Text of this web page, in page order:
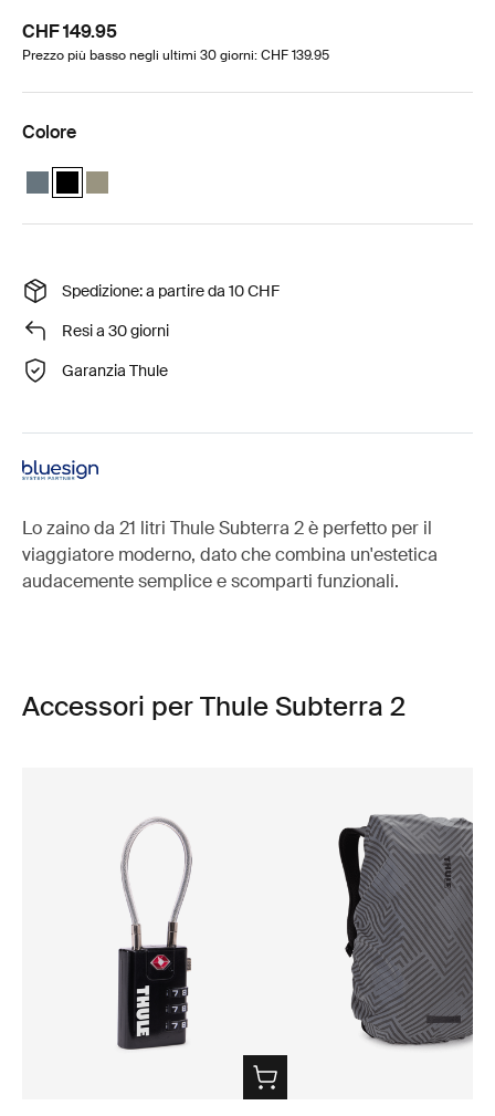
CHF 149.95
Prezzo più basso negli ultimi 30 giorni: CHF 139.95
Colore
Thule Subterra backpack 21L Ardesia scura
Thule Subterra backpack 21L Nero (selected)
Thule Subterra backpack 21L Grigio vetiver
Spedizione: a partire da 10 CHF
Resi a 30 giorni
Garanzia Thule
Lo zaino da 21 litri Thule Subterra 2 è perfetto per il
viaggiatore moderno, dato che combina un'estetica
audacemente semplice e scomparti funzionali.
Accessori per Thule Subterra 2